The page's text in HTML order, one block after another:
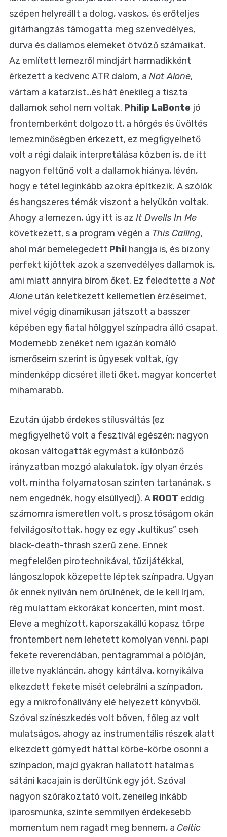
szépen helyreállt a dolog, vaskos, és erőteljes
gitárhangzás támogatta meg szenvedélyes,
durva és dallamos elemeket ötvöző számaikat.
Az említett lemezről mindjárt harmadikként
érkezett a kedvenc ATR dalom, a Not Alone,
vártam a katarzist…és hát énekileg a tiszta
dallamok sehol nem voltak. Philip LaBonte jó
frontemberként dolgozott, a hörgés és üvöltés
lemezminőségben érkezett, ez megfigyelhető
volt a régi dalaik interpretálása közben is, de itt
nagyon feltűnő volt a dallamok hiánya, lévén,
hogy e tétel leginkább azokra építkezik. A szólók
és hangszeres témák viszont a helyükön voltak.
Ahogy a lemezen, úgy itt is az It Dwells In Me
következett, s a program végén a This Calling,
ahol már bemelegedett Phil hangja is, és bizony
perfekt kijöttek azok a szenvedélyes dallamok is,
ami miatt annyira bírom őket. Ez feledtette a Not
Alone után keletkezett kellemetlen érzéseimet,
mivel végig dinamikusan játszott a basszer
képében egy fiatal hölggyel színpadra álló csapat.
Modernebb zenéket nem igazán komáló
ismerőseim szerint is ügyesek voltak, így
mindenképp dicséret illeti őket, magyar koncertet
mihamarabb.
Ezután újabb érdekes stílusváltás (ez
megfigyelhető volt a fesztivál egészén; nagyon
okosan váltogatták egymást a különböző
irányzatban mozgó alakulatok, így olyan érzés
volt, mintha folyamatosan szinten tartanának, s
nem engednék, hogy elsüllyedj). A ROOT eddig
számomra ismeretlen volt, s prosztóságom okán
felvilágosítottak, hogy ez egy „kultikus” cseh
black-death-thrash szerű zene. Ennek
megfelelően pirotechnikával, tűzijátékkal,
lángoszlopok közepette léptek színpadra. Ugyan
ők ennek nyilván nem örülnének, de le kell írjam,
rég mulattam ekkorákat koncerten, mint most.
Eleve a meghízott, kaporszakállú kopasz törpe
frontembert nem lehetett komolyan venni, papi
fekete reverendában, pentagrammal a pólóján,
illetve nyakláncán, ahogy kántálva, kornyikálva
elkezdett fekete misét celebrálni a színpadon,
egy a mikrofonállvány elé helyezett könyvből.
Szóval színészkedés volt bőven, főleg az volt
mulatságos, ahogy az instrumentális részek alatt
elkezdett görnyedt háttal körbe-körbe osonni a
színpadon, majd gyakran hallatott hatalmas
sátáni kacajain is derültünk egy jót. Szóval
nagyon szórakoztató volt, zeneileg inkább
iparosmunka, szinte semmilyen érdekesebb
momentum nem ragadt meg bennem, a Celtic